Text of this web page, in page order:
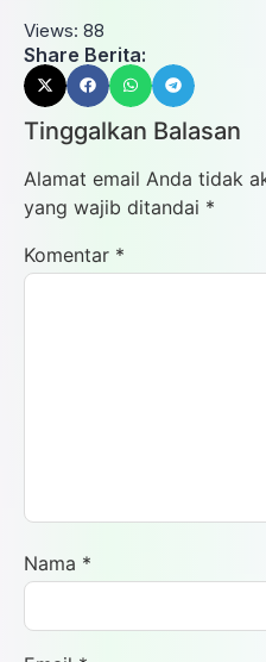
Views: 88
Share Berita:
Tinggalkan Balasan
Alamat email Anda tidak
yang wajib ditandai *
Komentar *
Nama *